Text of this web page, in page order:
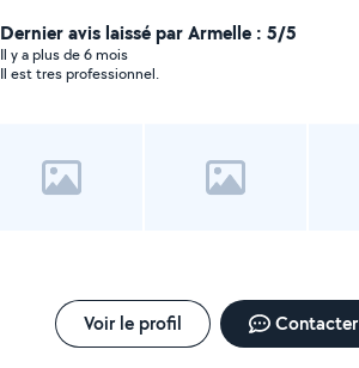
Dernier avis laissé par Armelle : 5/5
Il y a plus de 6 mois
Il est tres professionnel.
Voir le profil Contacter